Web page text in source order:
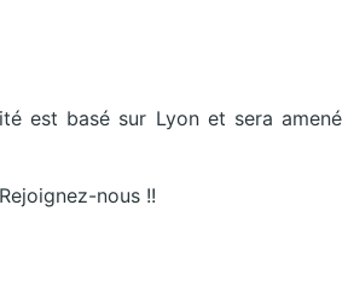
est basé sur Lyon et sera
nous !!